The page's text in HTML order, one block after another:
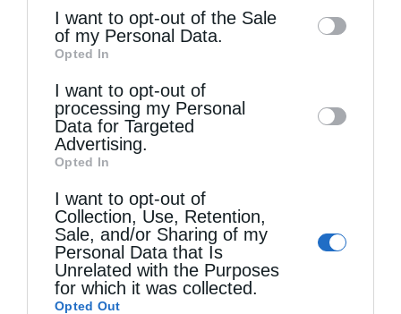
information may also be disclosed by us to
third parties on theIAB’s List of
Downstream Participants
disclose it to other third parties.
I want to opt-out of the Sale
of my Personal Data.
Opted In
I want to opt-out of
processing my Personal
Data for Targeted
Advertising.
Opted In
I want to opt-out of
Collection, Use, Retention,
Sale, and/or Sharing of my
Personal Data that Is
Unrelated with the Purposes
for which it was collected.
Opted Out
ιατρών, διότι και αυτοί με την σειρά τους
προσεύχονται προς τον Κύριο, να
κατευοδώσει τις προσπάθειές τους και να
επιτύχουν ελάφρυνσι και θεραπεία της
νόσου για την συνέχεια της ζωής. …Εκείνος
ο οποίος αμαρτάνει ενώπιον του Δημιουργού
του, θα ασθενήσει και θα περιέλθει στα χέρια
του ιατρού» (Σοφία Σειράχ λη΄ 1-8 και 12-15).